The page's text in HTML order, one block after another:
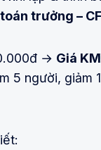
trưởng –
→ Giá
5 người, giảm